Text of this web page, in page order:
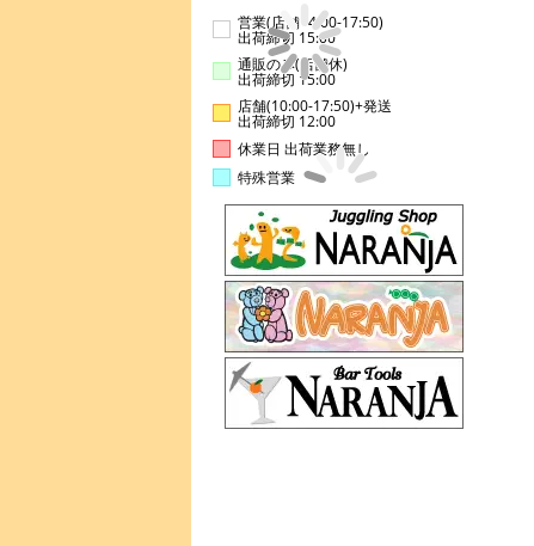
営業(店舗14:00-17:50)
出荷締切 15:00
通販のみ(店舗休)
出荷締切 15:00
店舗(10:00-17:50)+発送
出荷締切 12:00
休業日 出荷業務無し
特殊営業